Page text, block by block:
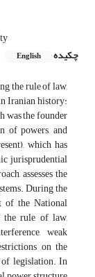
چکیده
English
the rule of law,
Iranian history:
was the founder
of powers, and
which has
jurisprudential
assesses the
During the
of the National
the rule of law,
weak
on the
legislation. In